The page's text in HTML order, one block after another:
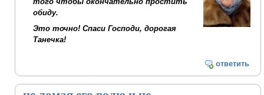
обиду.
Это точно! Спаси Господи, дорогая
Танечка!
ответить